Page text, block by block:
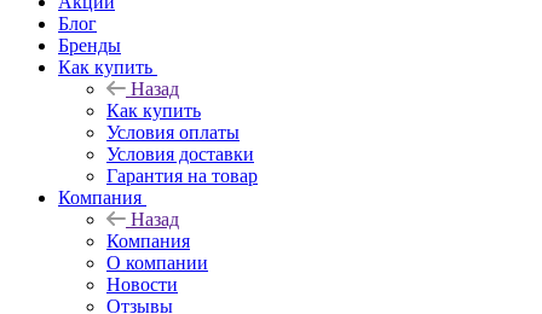
Блог
Бренды
Как купить
Назад
Как купить
Условия оплаты
Условия доставки
Гарантия на товар
Компания
Назад
Компания
О компании
Новости
Отзывы